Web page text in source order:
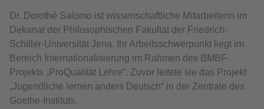
Dr. Dorothé Salomo ist wissenschaftliche Mitarbeiterin im
Dekanat der Philosophischen Fakultät der Friedrich-
Schiller-Universität Jena. Ihr Arbeitsschwerpunkt liegt im
Bereich Internationalisierung im Rahmen des BMBF-
Projekts „ProQualität Lehre“. Zuvor leitete sie das Projekt
„Jugendliche lernen anders Deutsch“ in der Zentrale des
Goethe-Instituts.